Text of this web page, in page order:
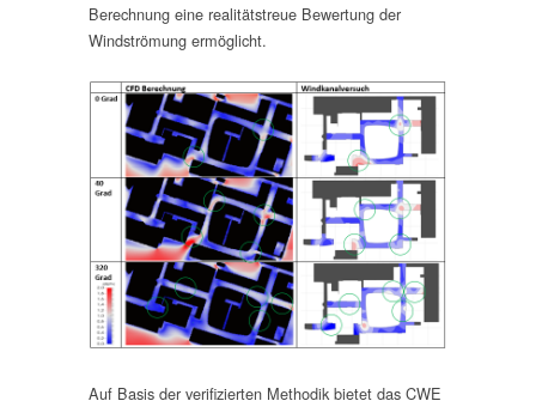
Berechnung eine realitätstreue Bewertung der
Windströmung ermöglicht.
Auf Basis der verifizierten Methodik bietet das CWE